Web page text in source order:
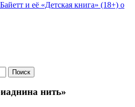
и её «Детская книга» (18+) о
нить»